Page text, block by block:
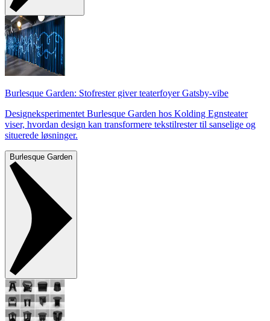
Burlesque Garden: Stofrester giver teaterfoyer Gatsby-vibe
Designeksperimentet Burlesque Garden hos Kolding Egnsteater
viser, hvordan design kan transformere tekstilrester til sanselige og
situerede løsninger.
Burlesque Garden